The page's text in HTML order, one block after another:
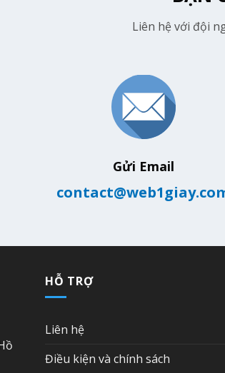
Liên hệ với đội
Gửi Email
HỖ TRỢ
Liên hệ
Điều kiện và chính sách